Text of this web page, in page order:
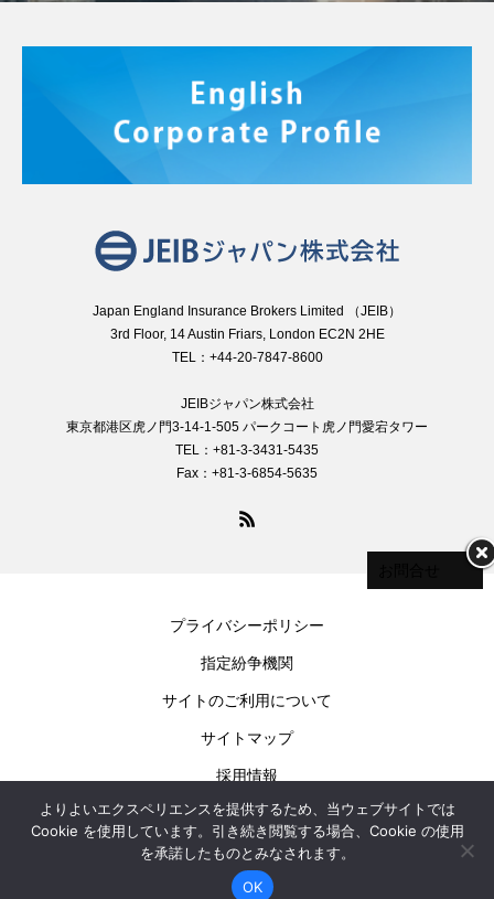
Japan England Insurance Brokers Limited （JEIB）
3rd Floor, 14 Austin Friars, London EC2N 2HE
TEL：+44-20-7847-8600
JEIBジャパン株式会社
東京都港区虎ノ門3-14-1-505 パークコート虎ノ門愛宕タワー
TEL：+81-3-3431-5435
Fax：+81-3-6854-5635
プライバシーポリシー
指定紛争機関
サイトのご利用について
サイトマップ
採用情報
お問合せ
Copyright © JEIB Japan Co., Ltd. All Rights Reserved.
よりよいエクスペリエンスを提供するため、当ウェブサイトでは
Cookie を使用しています。引き続き閲覧する場合、Cookie の使用
を承諾したものとみなされます。
OK